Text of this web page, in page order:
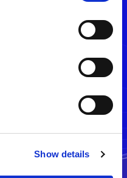
Show details